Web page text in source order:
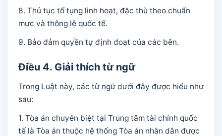
8. Thủ tục tố tụng linh hoạt, đặc thù theo chuẩn
mực và thông lệ quốc tế.
9. Bảo đảm quyền tự định đoạt của các bên.
Điều 4. Giải thích từ ngữ
Trong Luật này, các từ ngữ dưới đây được hiểu như
sau:
1. Tòa án chuyên biệt tại Trung tâm tài chính quốc
tế là Tòa án thuộc hệ thống Tòa án nhân dân được